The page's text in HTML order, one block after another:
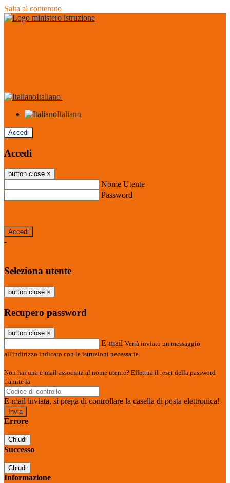
Salta al contenuto
Italiano
Italiano
Accedi
Accedi
button close ×
Nome Utente
Password
-
Seleziona utente
button close ×
Recupero password
button close ×
E-mail Verrà inviato un messaggio
all'indirizzo indicato con le istruzioni necessarie.
Non hai una e-mail associata al nome utente? Effettua il reset della password
tramite la
E-mail inviata, si prega di controllare la casella di posta elettronica!
Errore
Chiudi
Successo
Chiudi
Informazione